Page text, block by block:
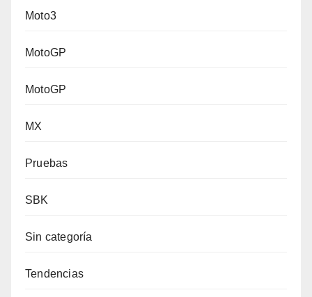
Moto3
MotoGP
MotoGP
MX
Pruebas
SBK
Sin categoría
Tendencias